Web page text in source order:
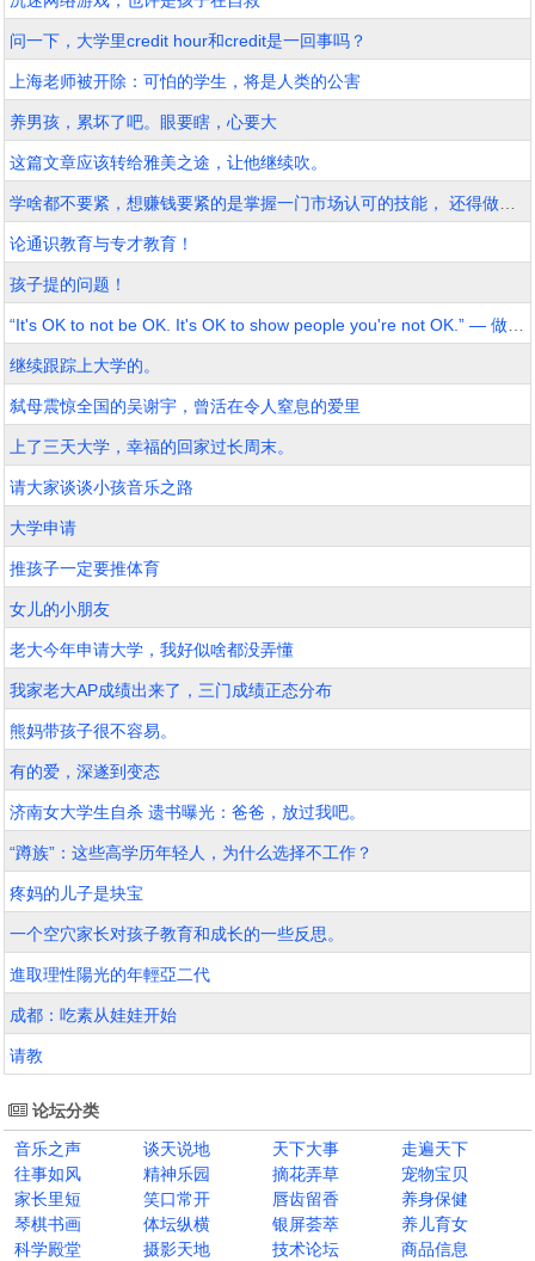
问一下，大学里credit hour和credit是一回事吗？
上海老师被开除：可怕的学生，将是人类的公害
养男孩，累坏了吧。眼要瞎，心要大
这篇文章应该转给雅美之途，让他继续吹。
论通识教育与专才教育！
孩子提的问题！
继续跟踪上大学的。
弑母震惊全国的吴谢宇，曾活在令人窒息的爱里
上了三天大学，幸福的回家过长周末。
请大家谈谈小孩音乐之路
大学申请
推孩子一定要推体育
女儿的小朋友
老大今年申请大学，我好似啥都没弄懂
我家老大AP成绩出来了，三门成绩正态分布
熊妈带孩子很不容易。
有的爱，深遂到变态
济南女大学生自杀 遗书曝光：爸爸，放过我吧。
“蹲族”：这些高学历年轻人，为什么选择不工作？
疼妈的儿子是块宝
一个空穴家长对孩子教育和成长的一些反思。
進取理性陽光的年輕亞二代
成都：吃素从娃娃开始
请教
论坛分类
音乐之声
谈天说地 天下大事
走遍天下
往事如风
精神乐园 摘花弄草
宠物宝贝
家长里短
笑口常开 唇齿留香
养身保健
琴棋书画
体坛纵横 银屏荟萃
养儿育女
科学殿堂
摄影天地 技术论坛
商品信息